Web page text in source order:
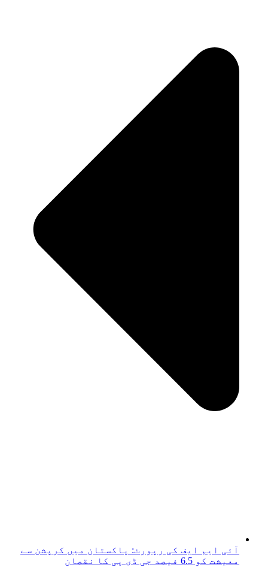
آئی ایم ایف کی رپورٹ: پاکستان میں کرپشن سے
معیشت کو 6.5 فیصد جی ڈی پی کا نقصان